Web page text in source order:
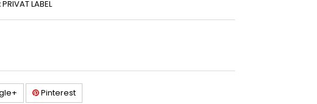
PRIVAT LABEL
Pinterest